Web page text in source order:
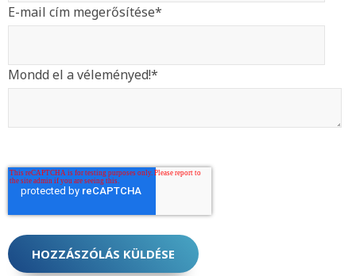
E-mail cím megerősítése*
Mondd el a véleményed!*